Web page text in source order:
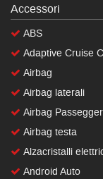
Accessori
ABS
Adaptive Cruise
Airbag
Airbag laterali
Airbag
Airbag testa
Alzacristalli
Android Auto